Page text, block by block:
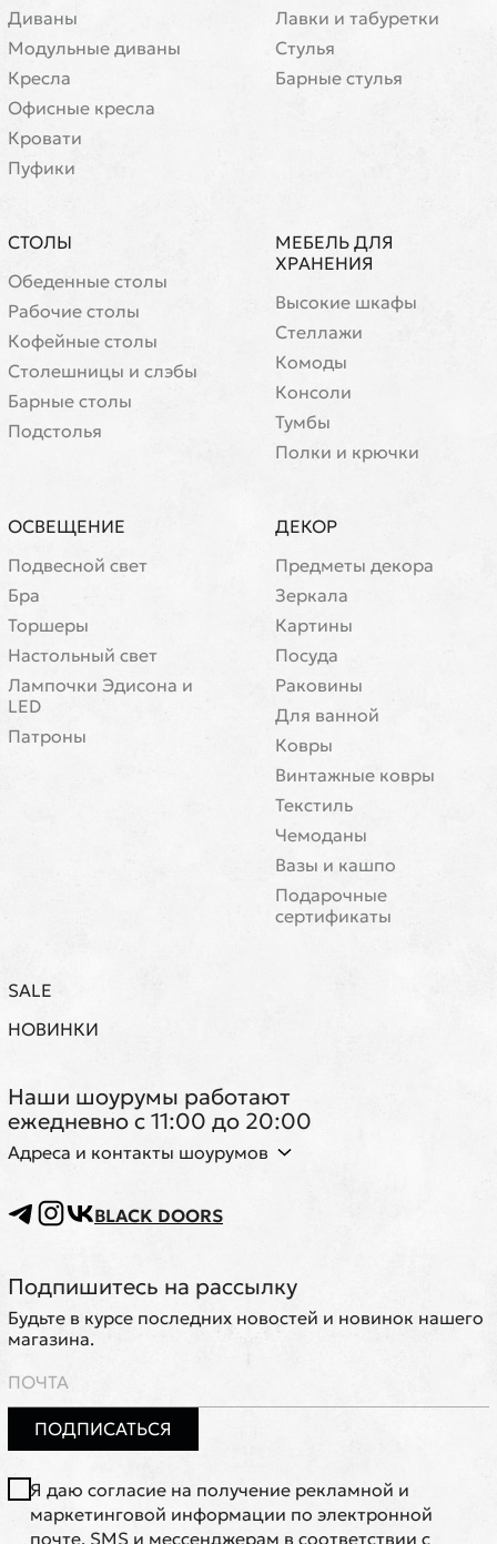
Диваны
Модульные диваны
Кресла
Офисные кресла
Кровати
Пуфики
Лавки и табуретки
Стулья
Барные стулья
СТОЛЫ
Обеденные столы
Рабочие столы
Кофейные столы
Cтолешницы и слэбы
Барные столы
Подстолья
МЕБЕЛЬ ДЛЯ
ХРАНЕНИЯ
Высокие шкафы
Стеллажи
Комоды
Консоли
Тумбы
Полки и крючки
ОСВЕЩЕНИЕ
Подвесной свет
Бра
Торшеры
Настольный свет
Лампочки Эдисона и
LED
Патроны
ДЕКОР
Предметы декора
Зеркала
Картины
Посуда
Раковины
Для ванной
Ковры
Винтажные ковры
Текстиль
Чемоданы
Вазы и кашпо
Подарочные
сертификаты
SALE
НОВИНКИ
Наши шоурумы работают
ежедневно с 11:00 до 20:00
Адреса и контакты шоурумов
BLACK DOORS
Подпишитесь на рассылку
Будьте в курсе последних новостей и новинок нашего
магазина.
ПОДПИСАТЬСЯ
Я даю согласие на получение рекламной и
маркетинговой информации по электронной
почте, SMS и мессенджерам в соответствии с